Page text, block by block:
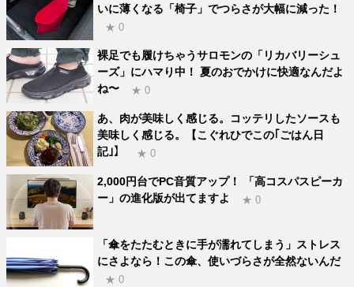
いに薄くなる「椅子」でつらさが大幅に減った！
★ 0
裸足でも履けちゃうサロモンの「リカバリーシュ
ーズ」にハマり中！ 夏のおでかけに快適なんだよ
ね〜
★ 0
あ、肉が美味しく感じる。コッテリしたソースも
美味しく感じる。【こぐれひでこの｢ごはん日
記｣】
★ 0
2,000円台でPC音質アップ！ 「高コスパスピーカ
ー」の進化版が出てますよ
★ 0
「傘をたたむときに手が濡れてしまう」ストレス
にさよなら！この傘、使いづらさが全然ないんだ
★ 0